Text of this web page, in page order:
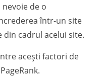
de o
într-un site
din cadrul acelui site.
acești factori de